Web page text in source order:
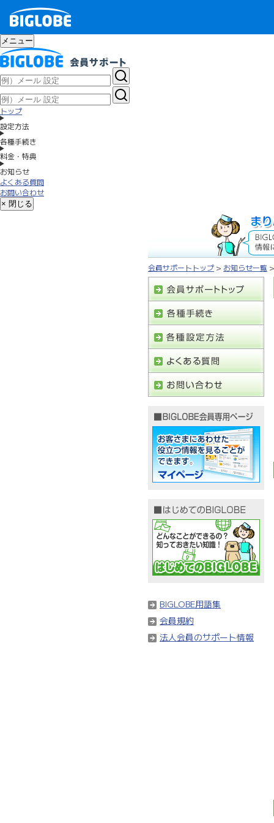
メニュー
トップ
設定方法
各種手続き
料金・特典
お知らせ
よくある質問
お問い合わせ
× 閉じる
会員サポートトップ > お知らせ一覧
BIGLOBE用語集
会員規約
法人会員のサポート情報